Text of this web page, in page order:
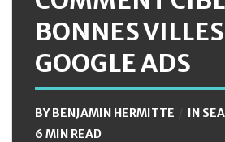
BONNES
GOOGLE ADS
BYBENJAMIN HERMITTE IN SEA
6 MIN READ